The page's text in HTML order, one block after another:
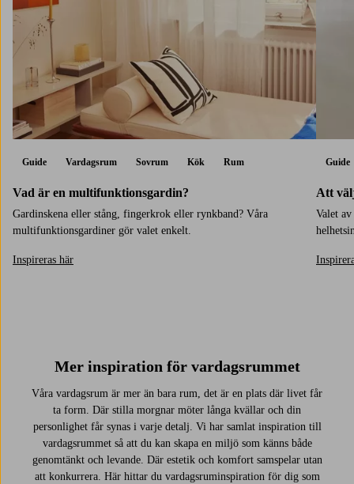
Guide Vardagsrum Sovrum Kök Rum
Vad är en multifunktionsgardin?
Gardinskena eller stång, fingerkrok eller rynkband? Våra
multifunktionsgardiner gör valet enkelt.
Inspireras här
Guide
Att
Valet
Mer inspiration för vardagsrummet
Våra vardagsrum är mer än bara rum, det är en plats där livet får
ta form. Där stilla morgnar möter långa kvällar och din
personlighet får synas i varje detalj. Vi har samlat inspiration till
vardagsrummet så att du kan skapa en miljö som känns både
genomtänkt och levande. Där estetik och komfort samspelar utan
att konkurrera. Här hittar du vardagsruminspiration för dig som